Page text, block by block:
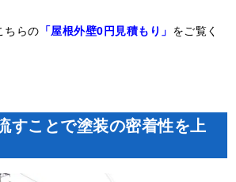
ちらの 「屋根外壁0円見積もり」 をご覧く
すことで塗装の密着性を上